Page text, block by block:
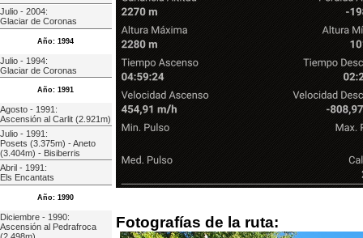
Julio - 2004:
Glaciar de Coronas
Año: 1994
Julio - 1994:
Glaciar de Coronas
Año: 1991
Agosto - 1991:
Ascensión al Carlit (2.921m)
Julio - 1991:
Posets (3.375m) - Aneto
(3.404m) - Bisiberris
Abril - 1991:
Els Encantats
Año: 1990
Diciembre - 1990:
Ascensión al Pedrafroca
Fotografías de la ruta: